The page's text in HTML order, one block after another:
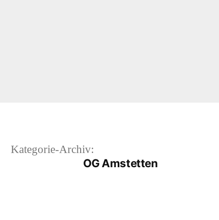
Kategorie-Archiv:
OG Amstetten